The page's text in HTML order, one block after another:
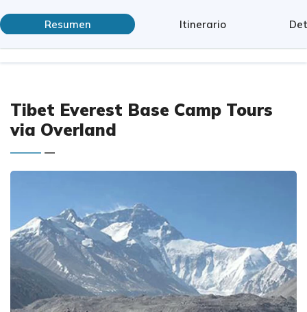
Resumen Itinerario
Tibet Everest Base Camp Tours
via Overland